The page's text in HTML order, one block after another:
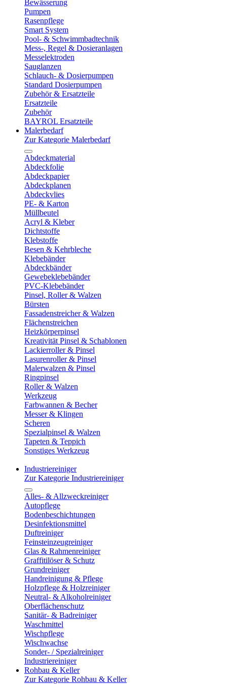
Bewässerung
Pumpen
Rasenpflege
Smart System
Pool- & Schwimmbadtechnik
Mess-, Regel & Dosieranlagen
Messelektroden
Sauglanzen
Schlauch- & Dosierpumpen
Standard Dosierpumpen
Zubehör & Ersatzteile
Ersatzteile
Zubehör
BAYROL Ersatzteile
Malerbedarf
Zur Kategorie Malerbedarf
Abdeckmaterial
Abdeckfolie
Abdeckpapier
Abdeckplanen
Abdeckvlies
PE- & Karton
Müllbeutel
Acryl & Kleber
Dichtstoffe
Klebstoffe
Besen & Kehrbleche
Klebebänder
Abdeckbänder
Gewebeklebebänder
PVC-Klebebänder
Pinsel, Roller & Walzen
Bürsten
Fassadenstreicher & Walzen
Flächenstreichen
Heizkörperpinsel
Kreativität Pinsel & Schablonen
Lackierroller & Pinsel
Lasurenroller & Pinsel
Malerwalzen & Pinsel
Ringpinsel
Roller & Walzen
Werkzeug
Farbwannen & Becher
Messer & Klingen
Scheren
Spezialpinsel & Walzen
Tapeten & Teppich
Sonstiges Werkzeug
Industriereiniger
Zur Kategorie Industriereiniger
Alles- & Allzweckreiniger
Autopflege
Bodenbeschichtungen
Desinfektionsmittel
Duftreiniger
Feinsteinzeugreiniger
Glas & Rahmenreiniger
Graffitilöser & Schutz
Grundreiniger
Handreinigung & Pflege
Holzpflege & Holzreiniger
Neutral- & Alkoholreiniger
Oberflächenschutz
Sanitär- & Badreiniger
Waschmittel
Wischpflege
Wischwachse
Sonder- / Spezialreiniger
Industriereiniger
Rohbau & Keller
Zur Kategorie Rohbau & Keller